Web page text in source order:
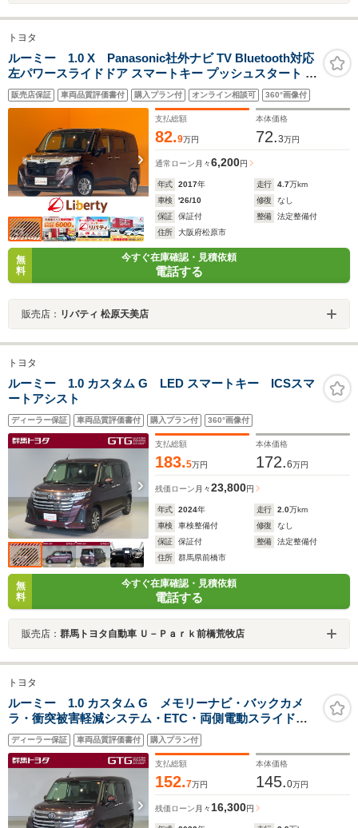
トヨタ
ルーミー 1.0 X Panasonic社外ナビ TV Bluetooth対応
左パワースライドドア スマートキー プッシュスタート ア
イドリングストップ 前席シートヒーター ETC 電動格納ミ
ラー
販売店保証 車両品質評価書付 購入プラン付 オンライン相談可 360°画像付
支払総額
82.9万円
本体価格
72.3万円
通常ローン 月々6,200円
年式 2017年 走行 4.7万km
車検
'26/10 修復
なし
保証
保証付 整備
法定整備付
住所
大阪府松原市
無
料
今すぐ在庫確認・見積依頼
電話する
販売店： リバティ 松原天美店
トヨタ
ルーミー 1.0 カスタム G LED スマートキー ICSスマ
ートアシスト
ディーラー保証 車両品質評価書付 購入プラン付 360°画像付
支払総額
183.5万円
本体価格
172.6万円
残価ローン 月々23,800円
年式 2024年 走行 2.0万km
車検
車検整備付 修復
なし
保証
保証付 整備
法定整備付
住所
群馬県前橋市
無
料
今すぐ在庫確認・見積依頼
電話する
販売店： 群馬トヨタ自動車 Ｕ－Ｐａｒｋ前橋荒牧店
トヨタ
ルーミー 1.0 カスタム G メモリーナビ・バックカメ
ラ・衝突被害軽減システム・ETC・両側電動スライド・
LEDヘッドランプ・ワンオーナー・記録簿 ・雹害修理
車・アルミホイール・スマートキー・レーンキープアシ
スト・アクセル踏み間違い
ディーラー保証 車両品質評価書付 購入プラン付
支払総額
152.7万円
本体価格
145.0万円
残価ローン 月々16,300円